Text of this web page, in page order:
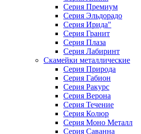
Серия Премиум
Серия Эльдорадо
Серия Ирида"
Серия Гранит
Серия Плаза
Серия Лабиринт
Скамейки металлические
Серия Природа
Серия Габион
Серия Ракурс
Серия Верона
Серия Течение
Серия Колюр
Серия Моно Металл
Серия Саванна